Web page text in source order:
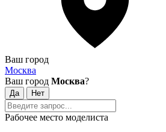
Ваш город
Москва
Ваш город Москва?
Рабочее место моделиста